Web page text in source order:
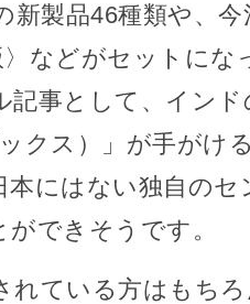
新製品46種類や、
〉などがセットにな
記事として、インド
ックス）」が手がけ
本にはない独自の
できそうです。
れている方はもち